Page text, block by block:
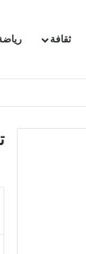
ثقافة